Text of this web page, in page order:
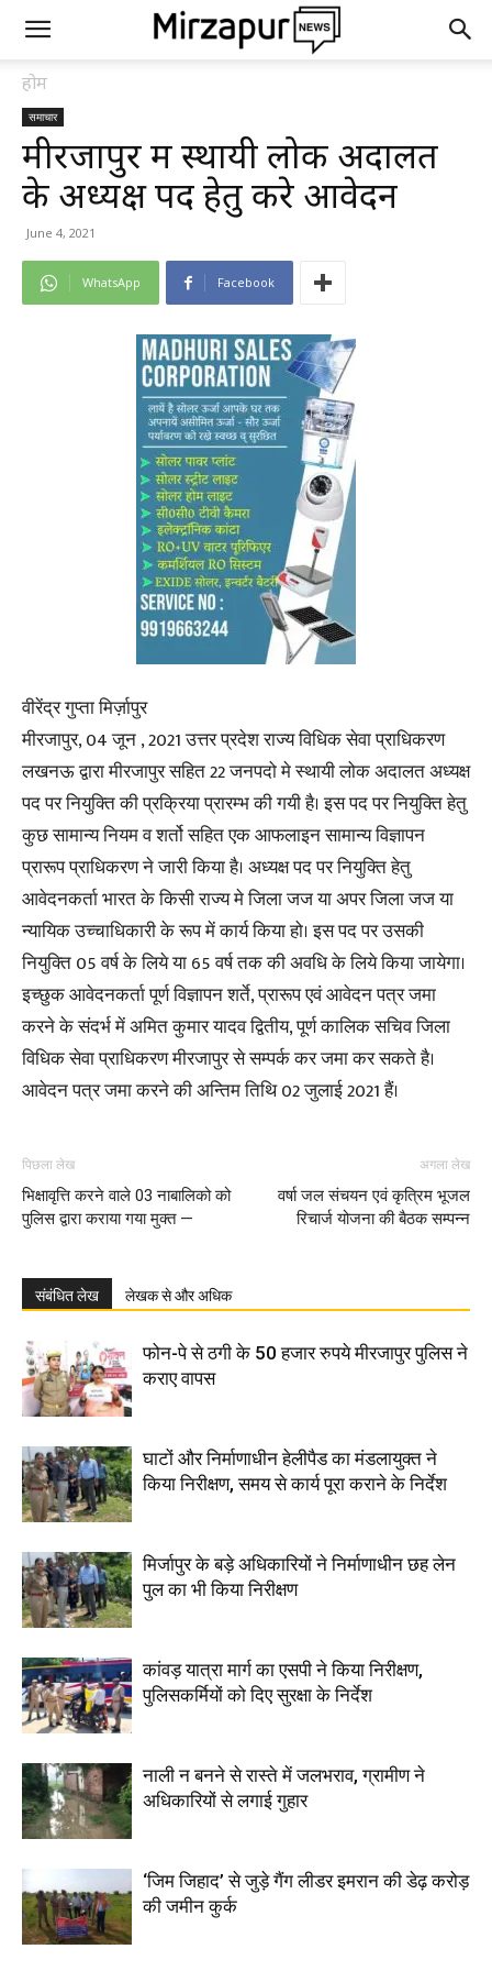
होम
समाचार
मीरजापुर में स्थायी लोक अदालत
के अध्यक्ष पद हेतु करे आवेदन
June 4, 2021
WhatsApp Facebook
वीरेंद्र गुप्ता मिर्ज़ापुर
मीरजापुर, 04 जून , 2021 उत्तर प्रदेश राज्य विधिक सेवा प्राधिकरण
लखनऊ द्वारा मीरजापुर सहित 22 जनपदो मे स्थायी लोक अदालत अध्यक्ष
पद पर नियुक्ति की प्रक्रिया प्रारम्भ की गयी है। इस पद पर नियुक्ति हेतु
कुछ सामान्य नियम व शर्तो सहित एक आफलाइन सामान्य विज्ञापन
प्रारूप प्राधिकरण ने जारी किया है। अध्यक्ष पद पर नियुक्ति हेतु
आवेदनकर्ता भारत के किसी राज्य मे जिला जज या अपर जिला जज या
न्यायिक उच्चाधिकारी के रूप में कार्य किया हो। इस पद पर उसकी
नियुक्ति 05 वर्ष के लिये या 65 वर्ष तक की अवधि के लिये किया जायेगा।
इच्छुक आवेदनकर्ता पूर्ण विज्ञापन शर्ते, प्रारूप एवं आवेदन पत्र जमा
करने के संदर्भ में अमित कुमार यादव द्वितीय, पूर्ण कालिक सचिव जिला
विधिक सेवा प्राधिकरण मीरजापुर से सम्पर्क कर जमा कर सकते है।
आवेदन पत्र जमा करने की अन्तिम तिथि 02 जुलाई 2021 हैं।
पिछला लेख
भिक्षावृत्ति करने वाले 03 नाबालिको को
पुलिस द्वारा कराया गया मुक्त —
अगला लेख
वर्षा जल संचयन एवं कृत्रिम भूजल
रिचार्ज योजना की बैठक सम्पन्न
संबंधित लेख लेखक से और अधिक
फोन-पे से ठगी के 50 हजार रुपये मीरजापुर पुलिस ने
कराए वापस
घाटों और निर्माणाधीन हेलीपैड का मंडलायुक्त ने
किया निरीक्षण, समय से कार्य पूरा कराने के निर्देश
मिर्जापुर के बड़े अधिकारियों ने निर्माणाधीन छह लेन
पुल का भी किया निरीक्षण
कांवड़ यात्रा मार्ग का एसपी ने किया निरीक्षण,
पुलिसकर्मियों को दिए सुरक्षा के निर्देश
नाली न बनने से रास्ते में जलभराव, ग्रामीण ने
अधिकारियों से लगाई गुहार
‘जिम जिहाद’ से जुड़े गैंग लीडर इमरान की डेढ़ करोड़
की जमीन कुर्क